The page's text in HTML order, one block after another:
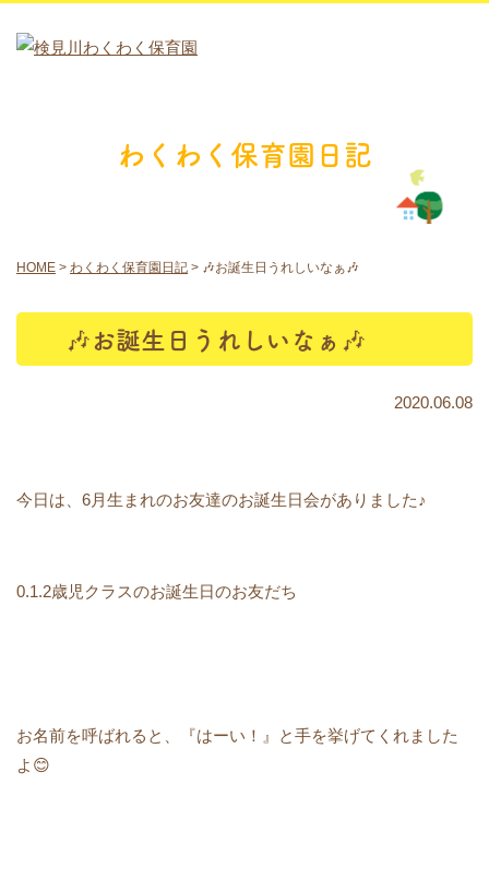
わくわく保育園日記
HOME > わくわく保育園日記 > 🎶お誕生日うれしいなぁ🎶
🎶お誕生日うれしいなぁ🎶
2020.06.08
今日は、6月生まれのお友達のお誕生日会がありました♪
0.1.2歳児クラスのお誕生日のお友だち
お名前を呼ばれると、『はーい！』と手を挙げてくれました
よ😊